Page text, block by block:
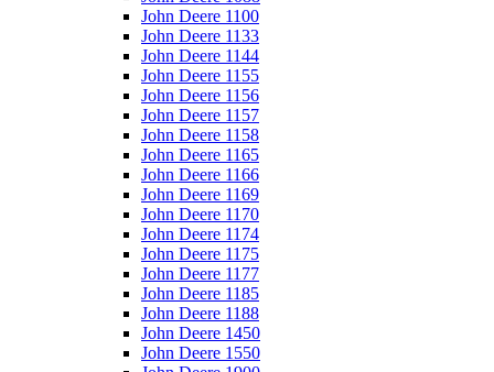
John Deere 1100
John Deere 1133
John Deere 1144
John Deere 1155
John Deere 1156
John Deere 1157
John Deere 1158
John Deere 1165
John Deere 1166
John Deere 1169
John Deere 1170
John Deere 1174
John Deere 1175
John Deere 1177
John Deere 1185
John Deere 1188
John Deere 1450
John Deere 1550